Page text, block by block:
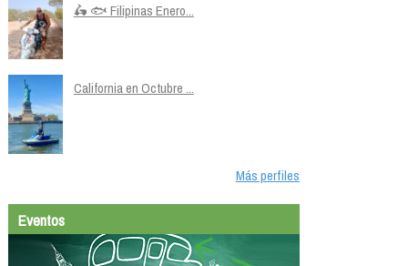
🛵 🐟 Filipinas Enero...
California en Octubre ...
Más perfiles
Eventos